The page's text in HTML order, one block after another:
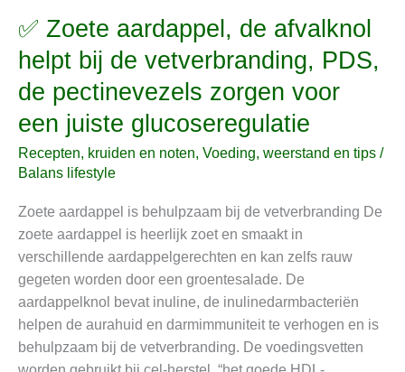
✅ Zoete aardappel, de afvalknol
helpt bij de vetverbranding, PDS,
de pectinevezels zorgen voor
een juiste glucoseregulatie
Recepten, kruiden en noten, Voeding, weerstand en tips /
Balans lifestyle
Zoete aardappel is behulpzaam bij de vetverbranding De
zoete aardappel is heerlijk zoet en smaakt in
verschillende aardappelgerechten en kan zelfs rauw
gegeten worden door een groentesalade. De
aardappelknol bevat inuline, de inulinedarmbacteriën
helpen de aurahuid en darmimmuniteit te verhogen en is
behulpzaam bij de vetverbranding. De voedingsvetten
✅
aardappel,
de
afvalknol
helpt
bij
de
vetverbranding,
PDS,
pectinevezels
zorgen
voor
een
juiste